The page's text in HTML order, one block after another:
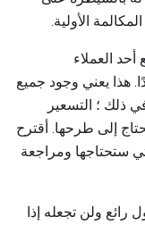
الأولية.
العملاء
هذا يعني وجود جميع
ذلك ؛ التسعير
إلى طرحها. أقترح
ستحتاجها ومراجعة
رائع ولن تجعله إذا